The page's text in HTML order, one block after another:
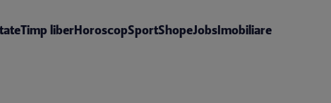
Timp liberHoroscopSportShopeJobsImobiliare